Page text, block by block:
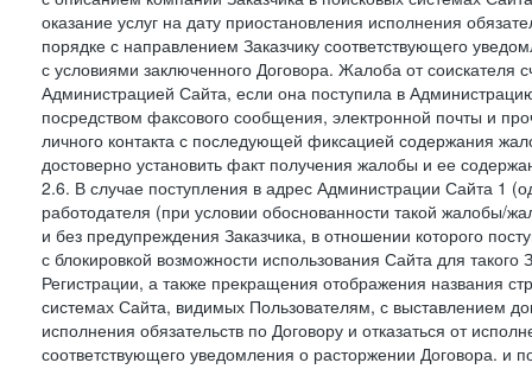
оказание услуг на дату приостановления исполнения
порядке с направлением Заказчику соответствующего
с условиями заключенного Договора. Жалоба от
Администрацией Сайта, если она поступила в
посредством факсового сообщения, электронной почты и
личного контакта с последующей фиксацией содержания
достоверно установить факт получения жалобы и ее
2.6. В случае поступления в адрес Администрации Сайта 1
работодателя (при условии обоснованности такой
и без предупреждения Заказчика, в отношении которого
с блокировкой возможности использования Сайта для
Регистрации, а также прекращения отображения названия
системах Сайта, видимых Пользователям, с выставлением
исполнения обязательств по Договору и отказаться от
соответствующего уведомления о расторжении Договора. и